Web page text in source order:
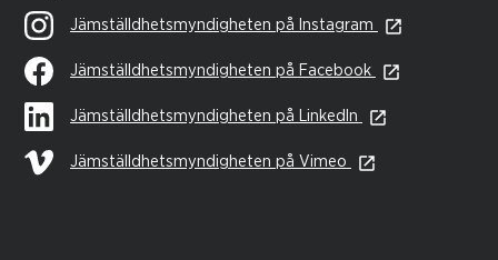
Jämställdhetsmyndigheten på Instagram
Jämställdhetsmyndigheten på Facebook
Jämställdhetsmyndigheten på LinkedIn
Jämställdhetsmyndigheten på Vimeo